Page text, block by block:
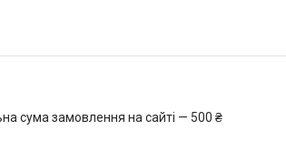
сума замовлення на сайті — 500 ₴